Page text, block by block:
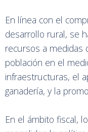
En línea con el
desarrollo rural, se
recursos a medidas
población en el
infraestructuras, el
ganadería, y la
En el ámbito fiscal,